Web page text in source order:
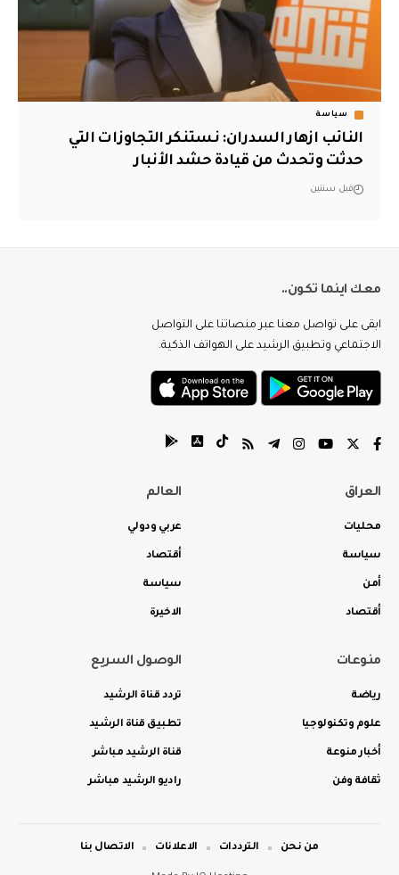
سياسة
النائب ازهار السدران: نستنكر التجاوزات التي
حدثت وتحدث من قيادة حشد الأنبار
قبل سنتين
معك اينما تكون..
ابقى على تواصل معنا عبر منصاتنا على التواصل
الاجتماعي وتطبيق الرشيد على الهواتف الذكية.
العراق
محليات
سياسة
أمن
أقتصاد
العالم
عربي ودولي
أقتصاد
سياسة
الاخيرة
منوعات
رياضة
علوم وتكنولوجيا
أخبار منوعة
ثقافة وفن
الوصول السريع
تردد قناة الرشيد
تطبيق قناة الرشيد
قناة الرشيد مباشر
راديو الرشيد مباشر
من نحن الترددات الاعلانات الاتصال بنا